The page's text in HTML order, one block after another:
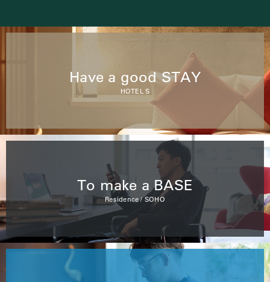
Have a good STAY
HOTEL S
To make a BASE
Residence / SOHO